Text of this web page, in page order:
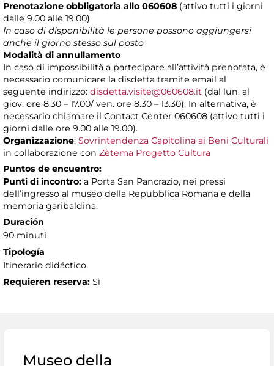
Prenotazione obbligatoria allo 060608 (attivo tutti i giorni
dalle 9.00 alle 19.00)
In caso di disponibilità le persone possono aggiungersi
anche il giorno stesso sul posto
Modalità di annullamento
In caso di impossibilità a partecipare all’attività prenotata, è
necessario comunicare la disdetta tramite email al
seguente indirizzo: disdetta.visite@060608.it (dal lun. al
giov. ore 8.30 – 17.00/ ven. ore 8.30 – 13.30). In alternativa, è
necessario chiamare il Contact Center 060608 (attivo tutti i
giorni dalle ore 9.00 alle 19.00).
Organizzazione: Sovrintendenza Capitolina ai Beni Culturali
in collaborazione con Zètema Progetto Cultura
Puntos de encuentro:
Punti di incontro: a Porta San Pancrazio, nei pressi
dell’ingresso al museo della Repubblica Romana e della
memoria garibaldina.
Duración
90 minuti
Tipología
Itinerario didáctico
Requieren reserva: Sì
Museo della